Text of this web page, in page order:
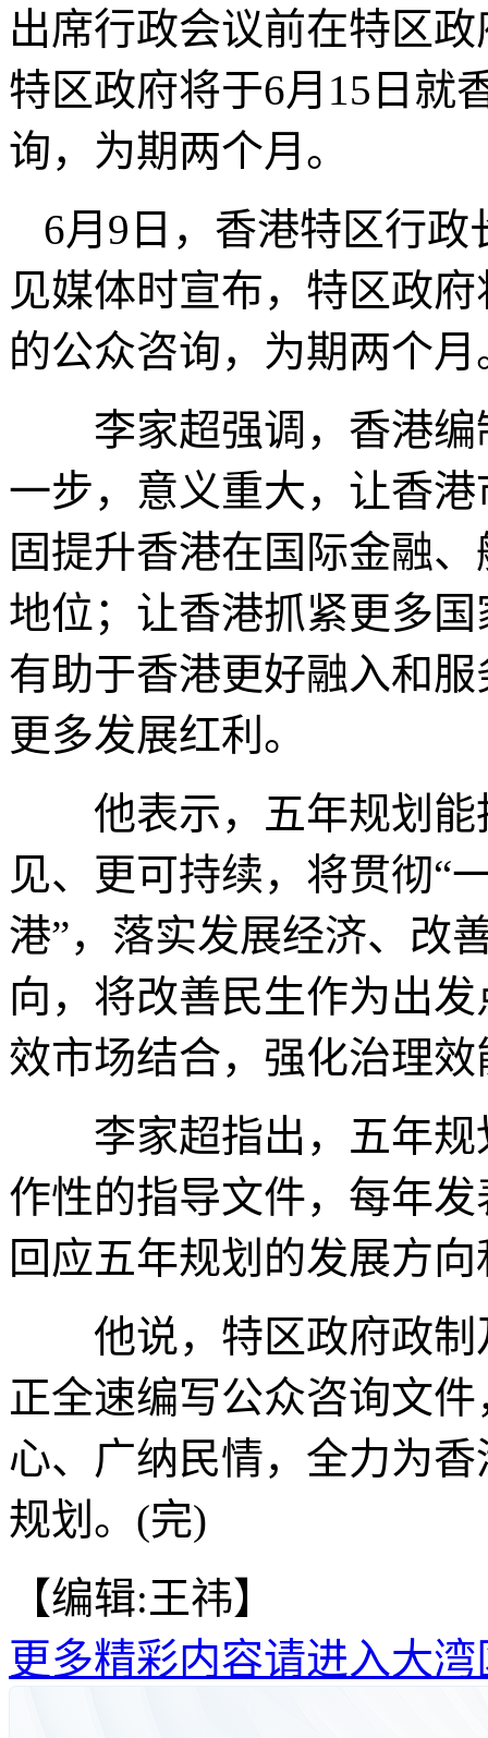
出席行政会议前在特区
特区政府将于6月15日就
询，为期两个月。
6月9日，香港特区行
见媒体时宣布，特区政
的公众咨询，为期两个
李家超强调，香港编
一步，意义重大，让香
固提升香港在国际金融
地位；让香港抓紧更多
有助于香港更好融入和
更多发展红利。
他表示，五年规划能
见、更可持续，将贯彻“
港”，落实发展经济、改
向，将改善民生作为出
效市场结合，强化治理效
李家超指出，五年规
作性的指导文件，每年
回应五年规划的发展方
他说，特区政府政制
正全速编写公众咨询文
心、广纳民情，全力为
规划。(完)
【编辑:王祎】
更多精彩内容请进入大湾